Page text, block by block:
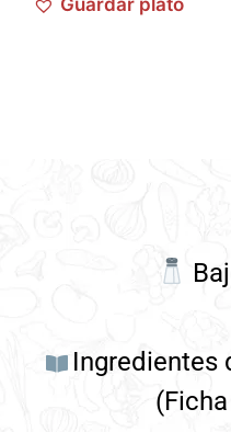
Ingredientes